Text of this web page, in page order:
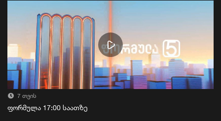
7 თვის
ფორმულა 17:00 საათზე